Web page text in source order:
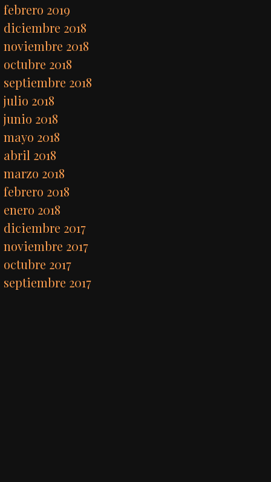
febrero 2019
diciembre 2018
noviembre 2018
octubre 2018
septiembre 2018
julio 2018
junio 2018
mayo 2018
abril 2018
marzo 2018
febrero 2018
enero 2018
diciembre 2017
noviembre 2017
octubre 2017
septiembre 2017